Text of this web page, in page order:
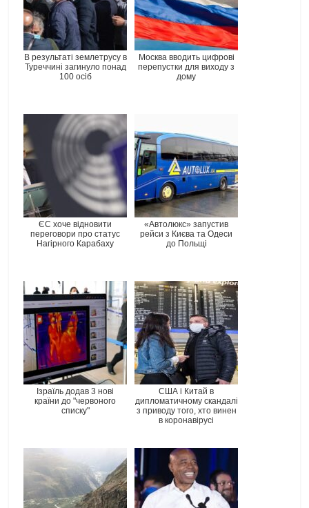
В результаті землетрусу в
Туреччині загинуло понад
100 осіб
Москва вводить цифрові
перепустки для виходу з
дому
ЄС хоче відновити
переговори про статус
Нагірного Карабаху
«Автолюкс» запустив
рейси з Києва та Одеси
до Польщі
Ізраїль додав 3 нові
країни до "червоного
списку"
США і Китай в
дипломатичному скандалі
з приводу того, хто винен
в коронавірусі